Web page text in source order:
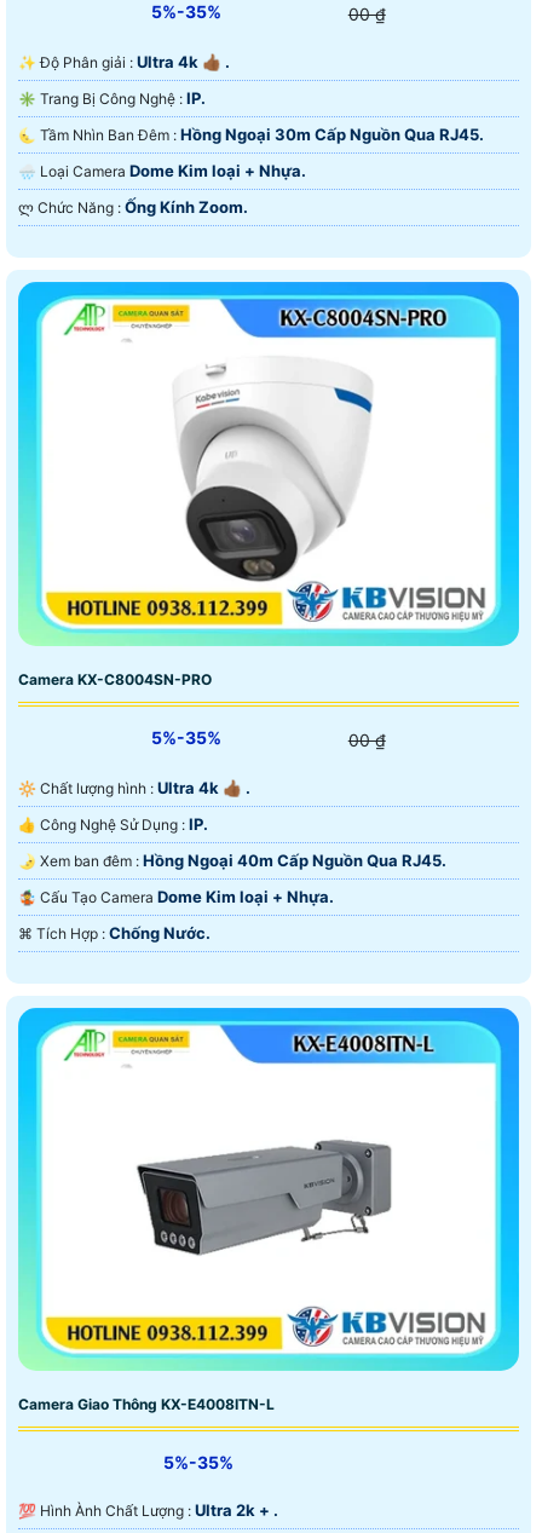
5%-35% 00 ₫
✨ Độ Phân giải : Ultra 4k 👍🏾 .
✳️ Trang Bị Công Nghệ : IP.
🌜 Tầm Nhìn Ban Đêm : Hồng Ngoại 30m Cấp Nguồn Qua RJ45.
🌧️ Loại Camera Dome Kim loại + Nhựa.
️ლ Chức Năng : Ống Kính Zoom.
Camera KX-C8004SN-PRO
5%-35% 00 ₫
🔆 Chất lượng hình : Ultra 4k 👍🏾 .
👍 Công Nghệ Sử Dụng : IP.
🌛 Xem ban đêm : Hồng Ngoại 40m Cấp Nguồn Qua RJ45.
🤹 Cấu Tạo Camera Dome Kim loại + Nhựa.
️⌘ Tích Hợp : Chống Nước.
Camera Giao Thông KX-E4008ITN-L
5%-35%
💯 Hình Ành Chất Lượng : Ultra 2k + .